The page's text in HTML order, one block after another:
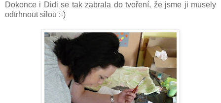
Dokonce i Didi se tak zabrala do tvoření, že jsme ji musely
odtrhnout silou :-)